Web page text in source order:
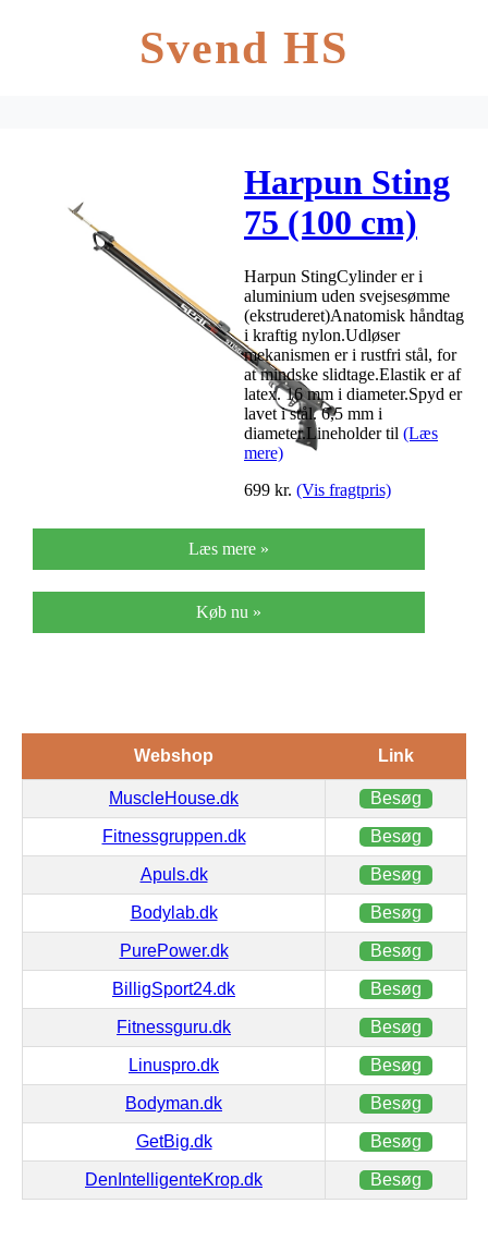
Svend HS
Harpun Sting
75 (100 cm)
Harpun StingCylinder er i
aluminium uden svejsesømme
(ekstruderet)Anatomisk håndtag
i kraftig nylon.Udløser
mekanismen er i rustfri stål, for
at mindske slidtage.Elastik er af
latex. 16 mm i diameter.Spyd er
lavet i stål. 6,5 mm i
diameter.Lineholder til (Læs
mere)
699 kr. (Vis fragtpris)
Læs mere »
Køb nu »
Webshop Link
MuscleHouse.dk Besøg
Fitnessgruppen.dk Besøg
Apuls.dk Besøg
Bodylab.dk Besøg
PurePower.dk Besøg
BilligSport24.dk Besøg
Fitnessguru.dk Besøg
Linuspro.dk Besøg
Bodyman.dk Besøg
GetBig.dk Besøg
DenIntelligenteKrop.dk Besøg